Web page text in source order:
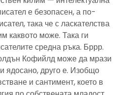
е безопасен, а по-
така че с ласкателства
каквото може. Така ги
средна ръка. Бррр.
Кофийлд може да мрази
ядосано, друго е. Изобщо
и сантимент, което в